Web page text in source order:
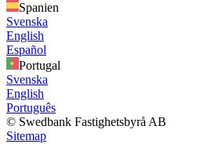
Spanien
Svenska
English
Español
Portugal
Svenska
English
Português
© Swedbank Fastighetsbyrå AB
Sitemap